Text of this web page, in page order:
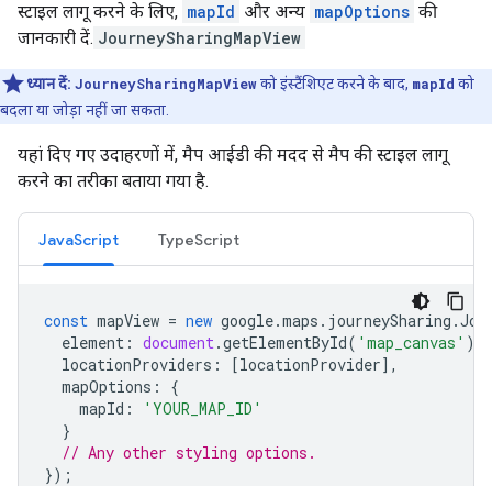
स्टाइल लागू करने के लिए, mapId और अन्य mapOptions की
जानकारी दें. JourneySharingMapView
ध्यान दें: JourneySharingMapViewको इंस्टैंशिएट करने के बाद, mapId को
बदला या जोड़ा नहीं जा सकता.
यहां दिए गए उदाहरणों में, मैप आईडी की मदद से मैप की स्टाइल लागू
करने का तरीका बताया गया है.
JavaScript TypeScript
const mapView = new google.maps . journeySharing .
element : document.getElementById( 'map_canvas' ),
locationProviders : [locationProvider],
mapOptions :
{
mapId :
'YOUR_MAP_ID'
}
// Any other styling options.
});